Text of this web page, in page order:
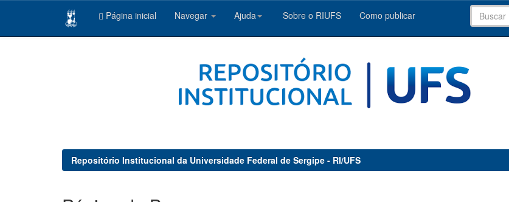
Página inicial Navegar Ajuda Sobre o RIUFS Como publicar
Repositório Institucional da Universidade Federal de Sergipe - RI/UFS